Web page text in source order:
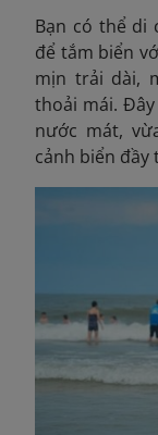
Bạn có thể di
để tắm biển
mịn trải dài,
thoải mái.
nước mát,
cảnh biển đầy